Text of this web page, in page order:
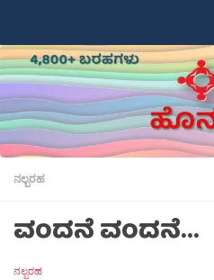
ನಲ್ಬರಹ
ವಂದನೆ ವಂದನೆ…
ನಲ್ಬರಹ